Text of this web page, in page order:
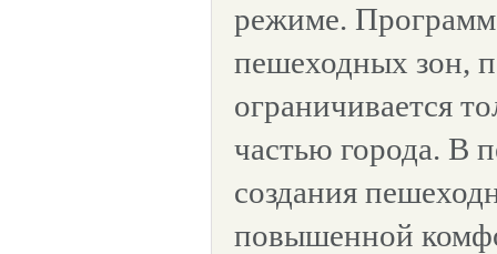
режиме.
пешеходных зон,
ограничивается
частью города. В
создания
повышенной